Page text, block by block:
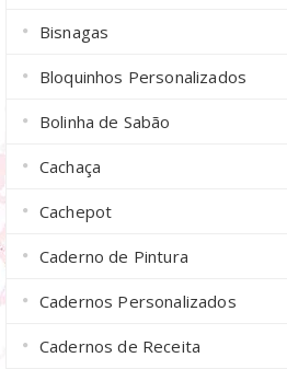
Bisnagas
Bloquinhos Personalizados
Bolinha de Sabão
Cachaça
Cachepot
Caderno de Pintura
Cadernos Personalizados
Cadernos de Receita